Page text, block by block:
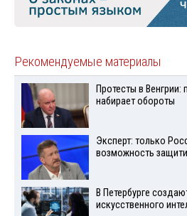
Рекомендуемые материалы
Протесты в Венгрии:
набирает обороты
Эксперт: только
возможность
В Петербурге
искусственного